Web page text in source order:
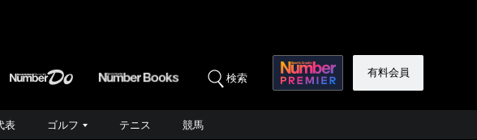
検索 有料会員
表 ゴルフ テニス 競馬